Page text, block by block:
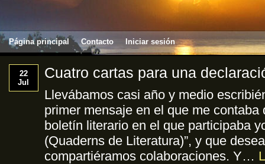
Página principal Contacto Iniciar sesión
22
Jul
Cuatro cartas para una
Llevábamos casi año y medio
primer mensaje en el que me
boletín literario en el que participaba
(Quaderns de Literatura)”, y que
compartiéramos colaboraciones. Y…